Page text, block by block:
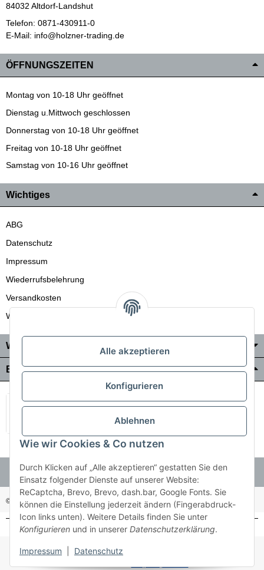
84032 Altdorf-Landshut
Telefon: 0871-430911-0
E-Mail: info@holzner-trading.de
ÖFFNUNGSZEITEN
Montag von 10-18 Uhr geöffnet
Dienstag u.Mittwoch geschlossen
Donnerstag von 10-18 Uhr geöffnet
Freitag von 10-18 Uhr geöffnet
Samstag von 10-16 Uhr geöffnet
Wichtiges
ABG
Datenschutz
Impressum
Wiederrufsbelehrung
Versandkosten
Wir liefern auch in die Schweiz
Wo Sie uns finden
Bezahlung & Versand
© Holzner-Trading GmbH&Co KG Besucherzähler: 3511255
* Alle Preise inkl. gesetzlicher USt., zzgl.
Alle akzeptieren
Konfigurieren
Ablehnen
Wie wir Cookies & Co nutzen
Durch Klicken auf „Alle akzeptieren“ gestatten Sie den
Einsatz folgender Dienste auf unserer Website:
ReCaptcha, Brevo, Brevo, dash.bar, Google Fonts. Sie
können die Einstellung jederzeit ändern (Fingerabdruck-
Icon links unten). Weitere Details finden Sie unter
Konfigurieren und in unserer Datenschutzerklärung.
Impressum Datenschutz